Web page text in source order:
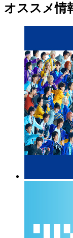
オススメ情